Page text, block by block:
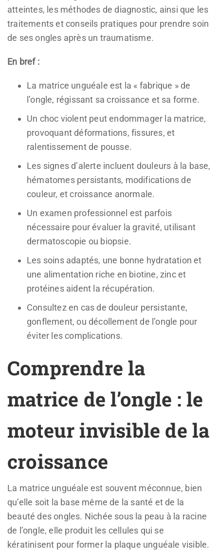
atteintes, les méthodes de diagnostic, ainsi que les
traitements et conseils pratiques pour prendre soin
de ses ongles après un traumatisme.
En bref :
La matrice unguéale est la « fabrique » de
l’ongle, régissant sa croissance et sa forme.
Un choc violent peut endommager la matrice,
provoquant déformations, fissures, et
ralentissement de pousse.
Les signes d’alerte incluent douleurs à la base,
hématomes persistants, modifications de
couleur, et croissance anormale.
Un examen professionnel est parfois
nécessaire pour évaluer la gravité, utilisant
dermatoscopie ou biopsie.
Les soins adaptés, une bonne hydratation et
une alimentation riche en biotine, zinc et
protéines aident la récupération.
Consultez en cas de douleur persistante,
gonflement, ou décollement de l’ongle pour
éviter les complications.
Comprendre la
matrice de l’ongle : le
moteur invisible de la
croissance
La matrice unguéale est souvent méconnue, bien
qu’elle soit la base même de la santé et de la
beauté des ongles. Nichée sous la peau à la racine
de l’ongle, elle produit les cellules qui se
kératinisent pour former la plaque unguéale visible.